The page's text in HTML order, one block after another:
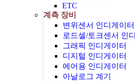
ETC
계측 장비
변위센서 인디게이터
로드셀/토크센서 인
그래픽 인디게이터
디지털 인디게이터
에어용 인디게이터
아날로그 계기